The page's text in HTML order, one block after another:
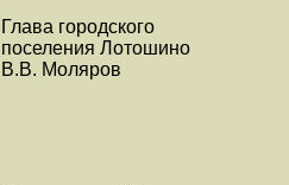
Глава городского
поселения Лотошино
В.В. Моляров